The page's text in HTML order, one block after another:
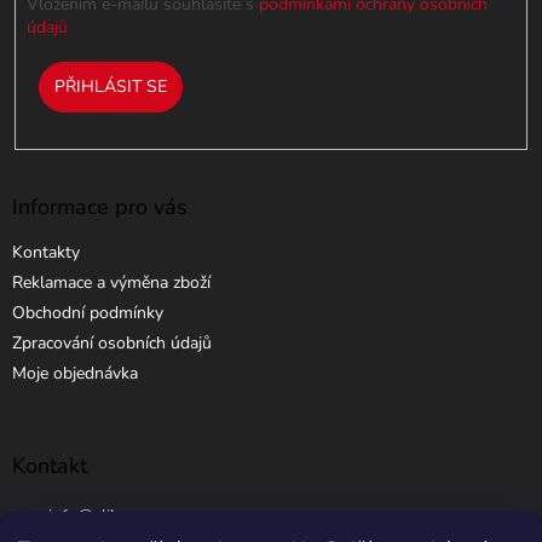
údajů
PŘIHLÁSIT SE
Informace pro vás
Kontakty
Reklamace a výměna zboží
Obchodní podmínky
Zpracování osobních údajů
Moje objednávka
Kontakt
info @ elibros.cz